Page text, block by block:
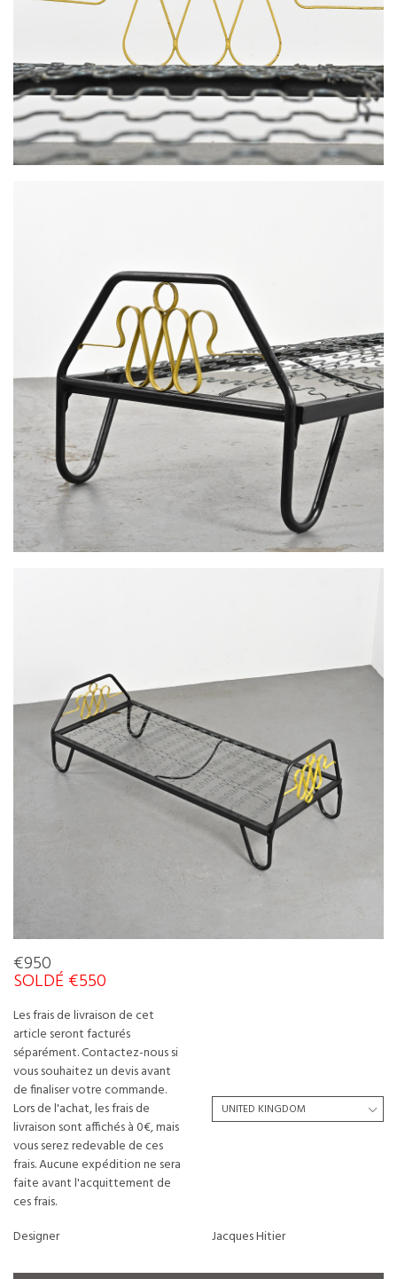
€950
SOLDÉ €550
Les frais de livraison de cet
article seront facturés
séparément. Contactez-nous si
vous souhaitez un devis avant
de finaliser votre commande.
Lors de l'achat, les frais de
livraison sont affichés à 0€, mais
vous serez redevable de ces
frais. Aucune expédition ne sera
faite avant l'acquittement de
ces frais.
Designer
Jacques Hitier